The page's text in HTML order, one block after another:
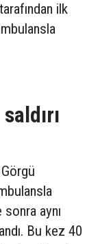
ilk
aynı
Bu kez 40